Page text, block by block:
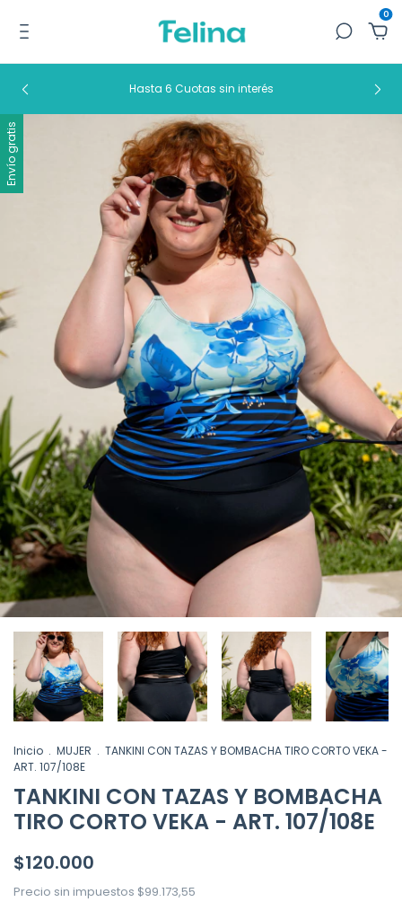
0
Hasta 6 Cuotas sin interés
Envío gratis
Inicio . MUJER . TANKINI CON TAZAS Y BOMBACHA TIRO CORTO VEKA -
ART. 107/108E
TANKINI CON TAZAS Y BOMBACHA
TIRO CORTO VEKA - ART. 107/108E
$120.000
Precio sin impuestos $99.173,55